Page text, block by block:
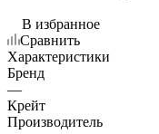
В избранное
Сравнить
Характеристики
Бренд
—
Крейт
Производитель